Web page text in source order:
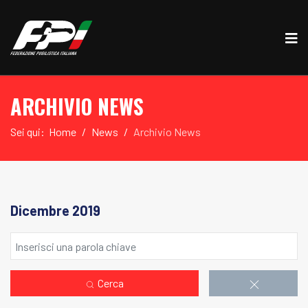
ARCHIVIO NEWS
Sei qui: Home News Archivio News
Dicembre 2019
Cerca